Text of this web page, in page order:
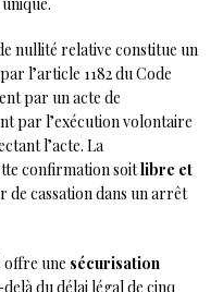
nullité relative constitue un
l’article 1182 du Code
par un acte de
par l’exécution volontaire
l’acte. La
confirmation soitlibre et
de cassation dans un arrêt
offre une sécurisation
du délai légal de cinq